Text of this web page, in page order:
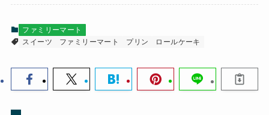
ファミリーマート
スイーツ
ファミリーマート プリン ロールケーキ